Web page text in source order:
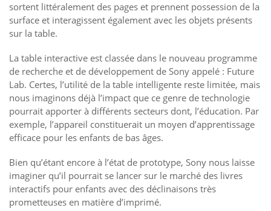
sortent littéralement des pages et prennent possession de la
surface et interagissent également avec les objets présents
sur la table.
La table interactive est classée dans le nouveau programme
de recherche et de développement de Sony appelé : Future
Lab. Certes, l’utilité de la table intelligente reste limitée, mais
nous imaginons déjà l’impact que ce genre de technologie
pourrait apporter à différents secteurs dont, l’éducation. Par
exemple, l’appareil constituerait un moyen d’apprentissage
efficace pour les enfants de bas âges.
Bien qu’étant encore à l’état de prototype, Sony nous laisse
imaginer qu’il pourrait se lancer sur le marché des livres
interactifs pour enfants avec des déclinaisons très
prometteuses en matière d’imprimé.